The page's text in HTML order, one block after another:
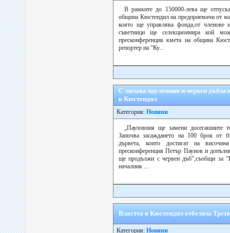
В рамките до 150000-лева ще
община Кюстендил на предприемачи от
която ще управлява фонда,от членове
съветници ще селекциоинира кой
пресконференция кмета на община
репортер на “Ку...
С лилава пауловния и червен
в Кюстендил
Категория: Новини
„Пауловния ще замени досегашните
Започва засаждането на 100 броя от
дървета, които достигат на
пресконференция Петър Паунов и
ще продължи с червен дъб”,съобщи за
началник ...
Властта в Кюстендил отбеляза
Категория: Новини